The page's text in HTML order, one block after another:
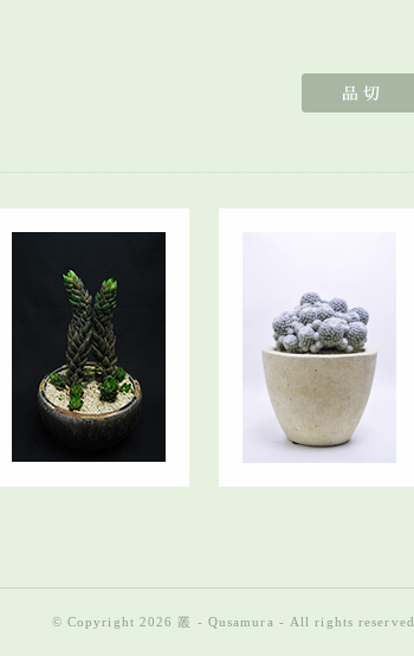
© Copyright 2026 叢 - Qusamura - All rights reserved.